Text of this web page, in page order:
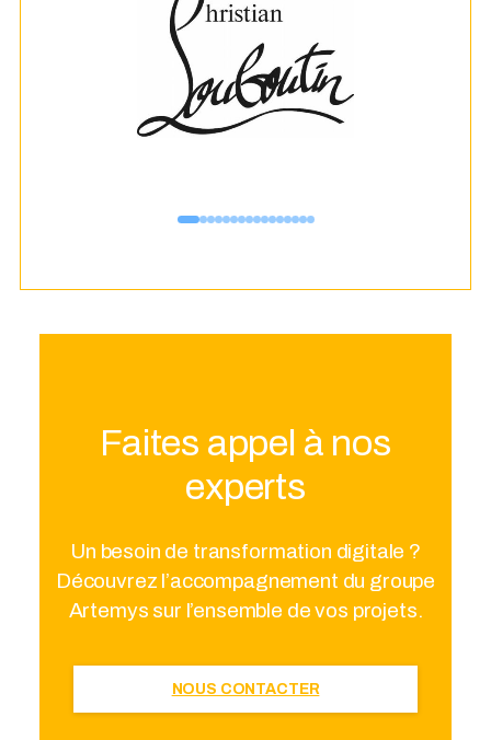
Faites appel à nos
experts
Un besoin de transformation digitale ?
Découvrez l’accompagnement du groupe
Artemys sur l’ensemble de vos projets.
NOUS CONTACTER